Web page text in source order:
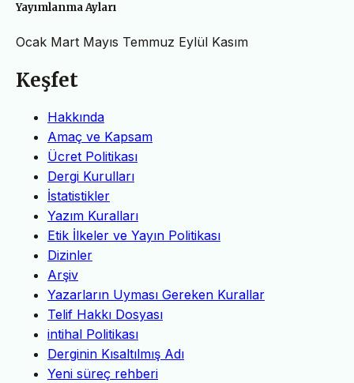
Yayımlanma Ayları
Ocak Mart Mayıs Temmuz Eylül Kasım
Keşfet
Hakkında
Amaç ve Kapsam
Ücret Politikası
Dergi Kurulları
İstatistikler
Yazım Kuralları
Etik İlkeler ve Yayın Politikası
Dizinler
Arşiv
Yazarların Uyması Gereken Kurallar
Telif Hakkı Dosyası
intihal Politikası
Derginin Kısaltılmış Adı
Yeni süreç rehberi